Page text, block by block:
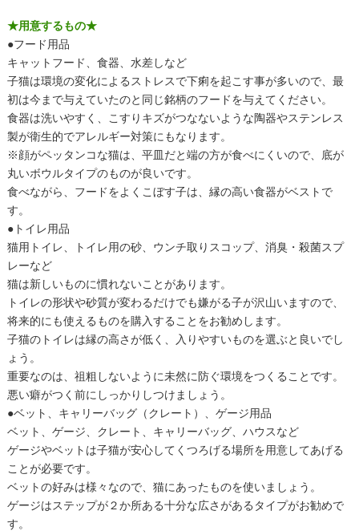
★用意するもの★
●フード用品
キャットフード、食器、水差しなど
子猫は環境の変化によるストレスで下痢を起こす事が多いので、最
初は今まで与えていたのと同じ銘柄のフードを与えてください。
食器は洗いやすく、こすりキズがつなないような陶器やステンレス
製が衛生的でアレルギー対策にもなります。
※顔がペッタンコな猫は、平皿だと端の方が食べにくいので、底が
丸いボウルタイプのものが良いです。
食べながら、フードをよくこぼす子は、縁の高い食器がベストで
す。
●トイレ用品
猫用トイレ、トイレ用の砂、ウンチ取りスコップ、消臭・殺菌スプ
レーなど
猫は新しいものに慣れないことがあります。
トイレの形状や砂質が変わるだけでも嫌がる子が沢山いますので、
将来的にも使えるものを購入することをお勧めします。
子猫のトイレは縁の高さが低く、入りやすいものを選ぶと良いでし
ょう。
重要なのは、祖粗しないように未然に防ぐ環境をつくることです。
悪い癖がつく前にしっかりしつけましょう。
●ベット、キャリーバッグ（クレート）、ゲージ用品
ベット、ゲージ、クレート、キャリーバッグ、ハウスなど
ゲージやベットは子猫が安心してくつろげる場所を用意してあげる
ことが必要です。
ベットの好みは様々なので、猫にあったものを使いましょう。
ゲージはステップが２か所ある十分な広さがあるタイプがお勧めで
す。